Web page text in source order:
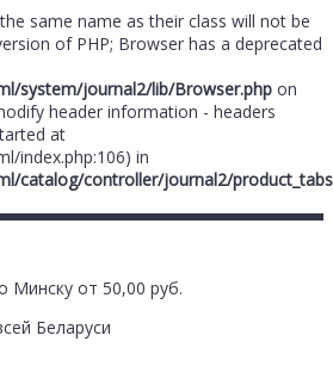
same name as their class will not be
of PHP; Browser has a deprecated
system/journal2/lib/Browser.php on
header information - headers
at
index.php:106) in
catalog/controller/journal2/
Минску от 50,00 руб.
Беларуси